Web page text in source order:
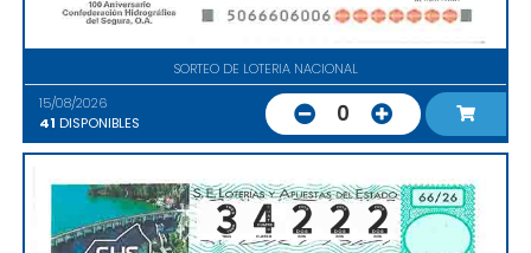
SORTEO DE LOTERIA NACIONAL
15/08/2026
41 DISPONIBLES 0